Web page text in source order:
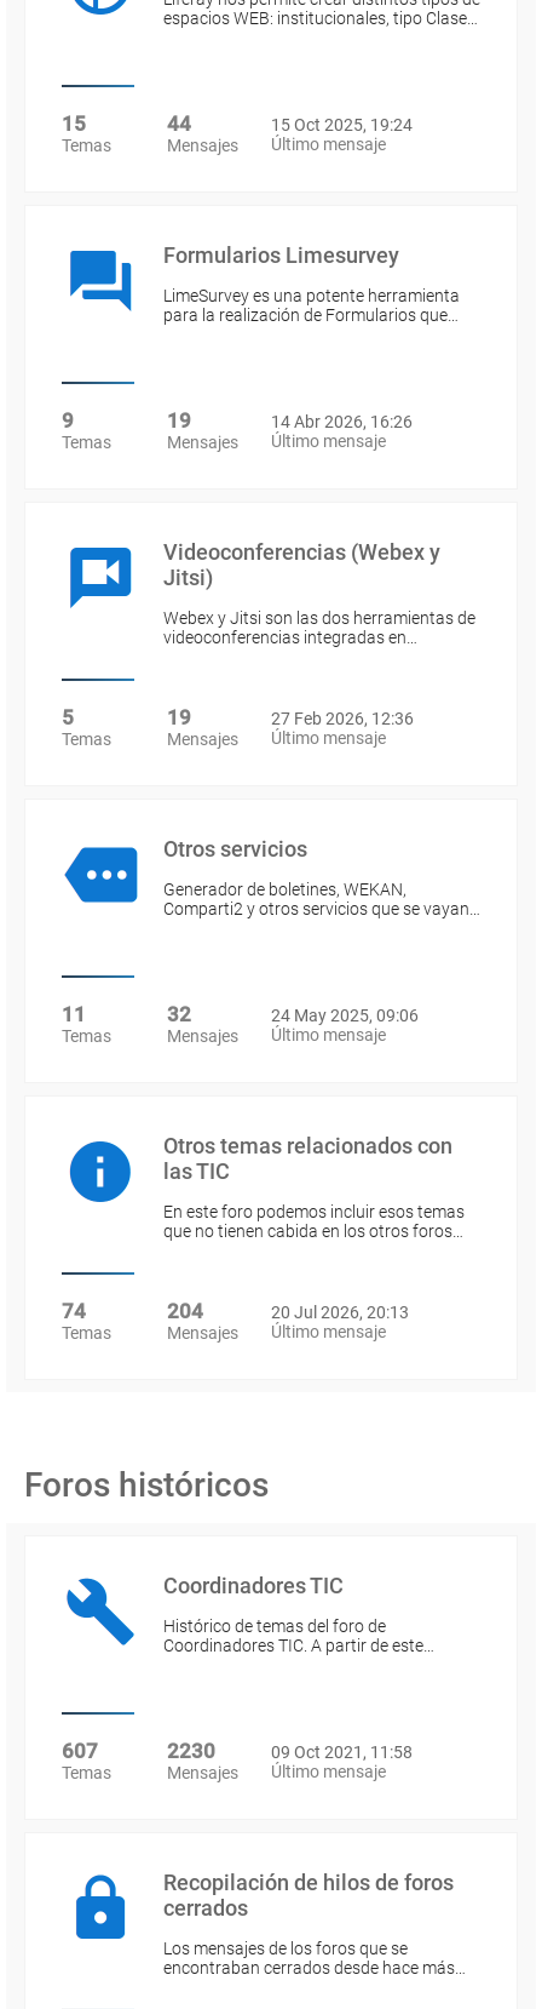
espacios WEB: institucionales, tipo Clase…
15
Temas
44
Mensajes
15 Oct 2025, 19:24
Último mensaje
Formularios Limesurvey
LimeSurvey es una potente herramienta
para la realización de Formularios que…
9
Temas
19
Mensajes
14 Abr 2026, 16:26
Último mensaje
Videoconferencias (Webex y
Jitsi)
Webex y Jitsi son las dos herramientas de
videoconferencias integradas en…
5
Temas
19
Mensajes
27 Feb 2026, 12:36
Último mensaje
Otros servicios
Generador de boletines, WEKAN,
Comparti2 y otros servicios que se vayan…
11
Temas
32
Mensajes
24 May 2025, 09:06
Último mensaje
Otros temas relacionados con
las TIC
En este foro podemos incluir esos temas
que no tienen cabida en los otros foros…
74
Temas
204
Mensajes
20 Jul 2026, 20:13
Último mensaje
Foros históricos
Coordinadores TIC
Histórico de temas del foro de
Coordinadores TIC. A partir de este…
607
Temas
2230
Mensajes
09 Oct 2021, 11:58
Último mensaje
Recopilación de hilos de foros
cerrados
Los mensajes de los foros que se
encontraban cerrados desde hace más…